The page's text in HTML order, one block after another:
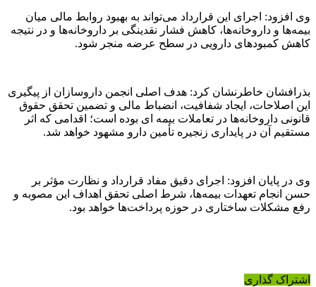
وی افزود: اجرای این قرارداد می‌تواند به بهبود روابط مالی میان
بیمه‌ها و داروخانه‌ها، کاهش فشار نقدینگی بر داروخانه‌ها و در نتیجه
کاهش کمبودهای دارویی در سطح عرضه منجر شود.
بذرافشان خاطرنشان کرد: هدف اصلی انجمن داروسازان از پیگیری
این اصلاحات، ایجاد شفافیت، انضباط مالی و تضمین تحقق حقوق
قانونی داروخانه‌ها در تعاملات بیمه ای بوده است؛ اقدامی که اثر
مستقیم آن در پایداری زنجیره تأمین دارو مشهود خواهد شد.
وی در پایان افزود: اجرای دقیق مفاد قرارداد و نظارت مؤثر بر
حسن انجام تعهدات بیمه‌ها، شرط اصلی تحقق اهداف این مصوبه و
رفع مشکلات ساختاری در حوزه پرداخت‌ها خواهد بود.
اشتراک گذاری